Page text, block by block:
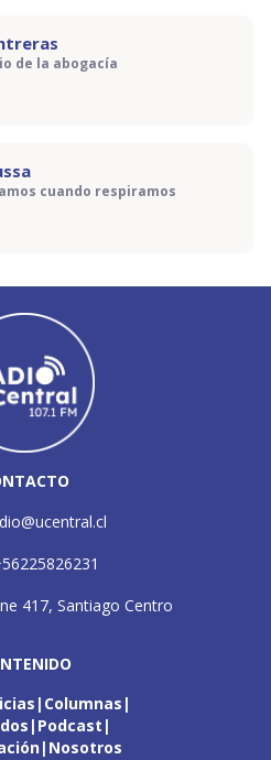
de la abogacía
cuando respiramos
417, Santiago Centro
Columnas
Podcast
Nosotros